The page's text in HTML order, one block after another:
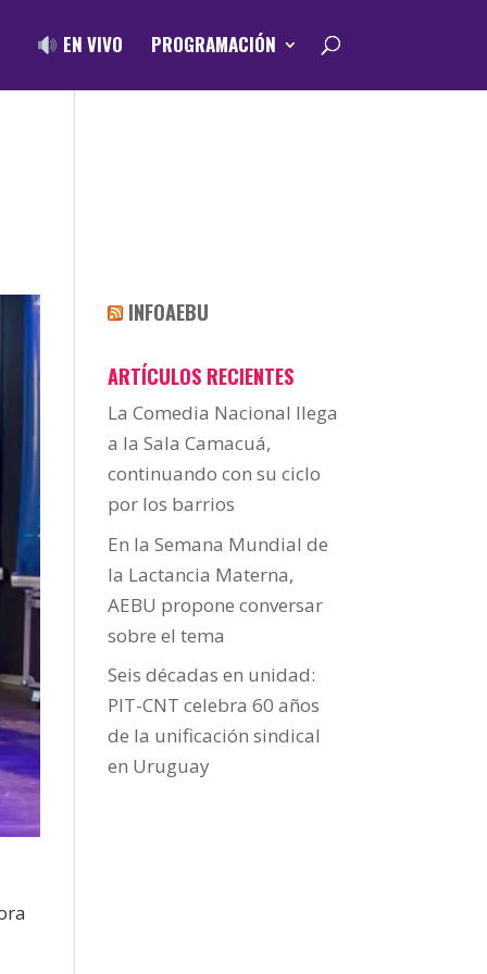
EN VIVO PROGRAMACIÓN
INFOAEBU
ARTÍCULOS RECIENTES
La Comedia Nacional llega
a la Sala Camacuá,
continuando con su ciclo
por los barrios
En la Semana Mundial de
la Lactancia Materna,
AEBU propone conversar
sobre el tema
Seis décadas en unidad:
PIT-CNT celebra 60 años
de la unificación sindical
en Uruguay